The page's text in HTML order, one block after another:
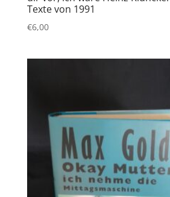
Texte von 1991
€6,00